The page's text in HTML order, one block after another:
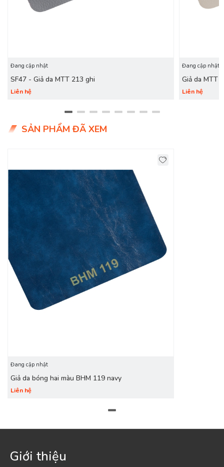
Đang cập nhật
SF47 - Giả da MTT 213 ghi
Liên hệ
Đang cập nhật
Giả da MTT
Liên hệ
SẢN PHẨM ĐÃ XEM
Đang cập nhật
Giả da bóng hai màu BHM 119 navy
Liên hệ
Giới thiệu